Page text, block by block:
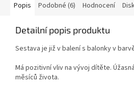
Popis Podobné (6) Hodnocení
Detailní popis produktu
Sestava je již v balení s balonky v
Má pozitivní vliv na vývoj dítěte.
měsíců života.